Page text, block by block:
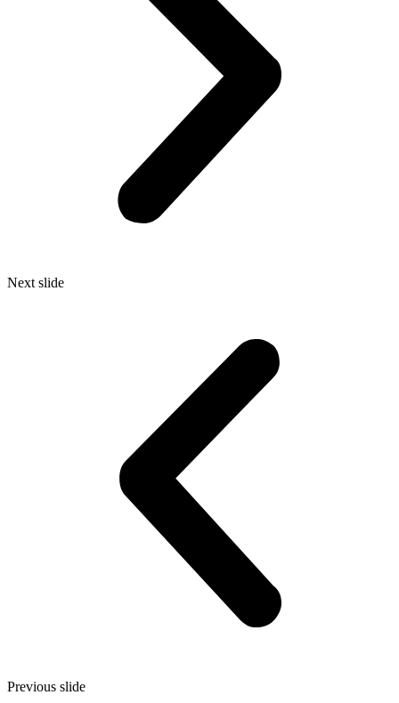
Next slide
Previous slide